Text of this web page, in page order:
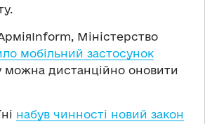
Міністерство
мобільний застосунок
можна дистанційно оновити
набув чинності новий закон